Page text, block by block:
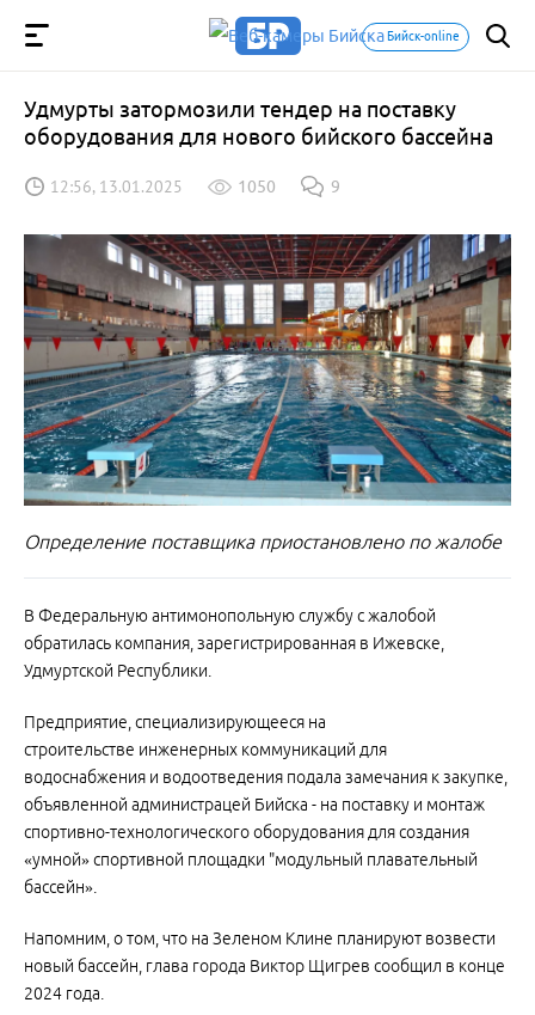
Бийск-online
Удмурты затормозили тендер на поставку
оборудования для нового бийского бассейна
12:56, 13.01.2025 1050 9
Определение поставщика приостановлено по жалобе
В Федеральную антимонопольную службу с жалобой
обратилась компания, зарегистрированная в Ижевске,
Удмуртской Республики.
Предприятие, специализирующееся на
строительстве инженерных коммуникаций для
водоснабжения и водоотведения подала замечания к закупке,
объявленной администрацей Бийска - на поставку и монтаж
спортивно-технологического оборудования для создания
«умной» спортивной площадки "модульный плавательный
бассейн».
Напомним, о том, что на Зеленом Клине планируют возвести
новый бассейн, глава города Виктор Щигрев сообщил в конце
2024 года.